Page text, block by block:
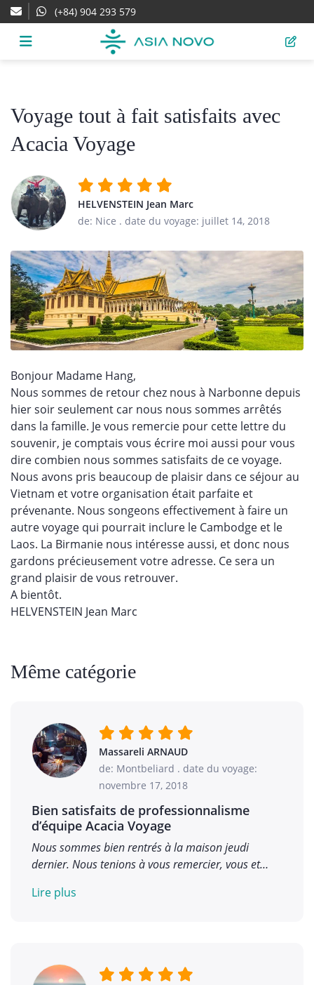
(+84) 904 293 579
Voyage tout à fait satisfaits avec
Acacia Voyage
HELVENSTEIN Jean Marc
de: Nice . date du voyage: juillet 14, 2018
Bonjour Madame Hang,
Nous sommes de retour chez nous à Narbonne depuis
hier soir seulement car nous nous sommes arrêtés
dans la famille. Je vous remercie pour cette lettre du
souvenir, je comptais vous écrire moi aussi pour vous
dire combien nous sommes satisfaits de ce voyage.
Nous avons pris beaucoup de plaisir dans ce séjour au
Vietnam et votre organisation était parfaite et
prévenante. Nous songeons effectivement à faire un
autre voyage qui pourrait inclure le Cambodge et le
Laos. La Birmanie nous intéresse aussi, et donc nous
gardons précieusement votre adresse. Ce sera un
grand plaisir de vous retrouver.
A bientôt.
HELVENSTEIN Jean Marc
Même catégorie
Massareli ARNAUD
de: Montbeliard . date du voyage:
novembre 17, 2018
Bien satisfaits de professionnalisme
d’équipe Acacia Voyage
Nous sommes bien rentrés à la maison jeudi
dernier. Nous tenions à vous remercier, vous et…
Lire plus